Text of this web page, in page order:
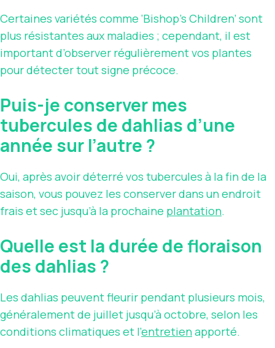
Certaines variétés comme ‘Bishop’s Children’ sont
plus résistantes aux maladies ; cependant, il est
important d’observer régulièrement vos plantes
pour détecter tout signe précoce.
Puis-je conserver mes
tubercules de dahlias d’une
année sur l’autre ?
Oui, après avoir déterré vos tubercules à la fin de la
saison, vous pouvez les conserver dans un endroit
frais et sec jusqu’à la prochaine plantation.
Quelle est la durée de floraison
des dahlias ?
Les dahlias peuvent fleurir pendant plusieurs mois,
généralement de juillet jusqu’à octobre, selon les
conditions climatiques et l’entretienapporté.